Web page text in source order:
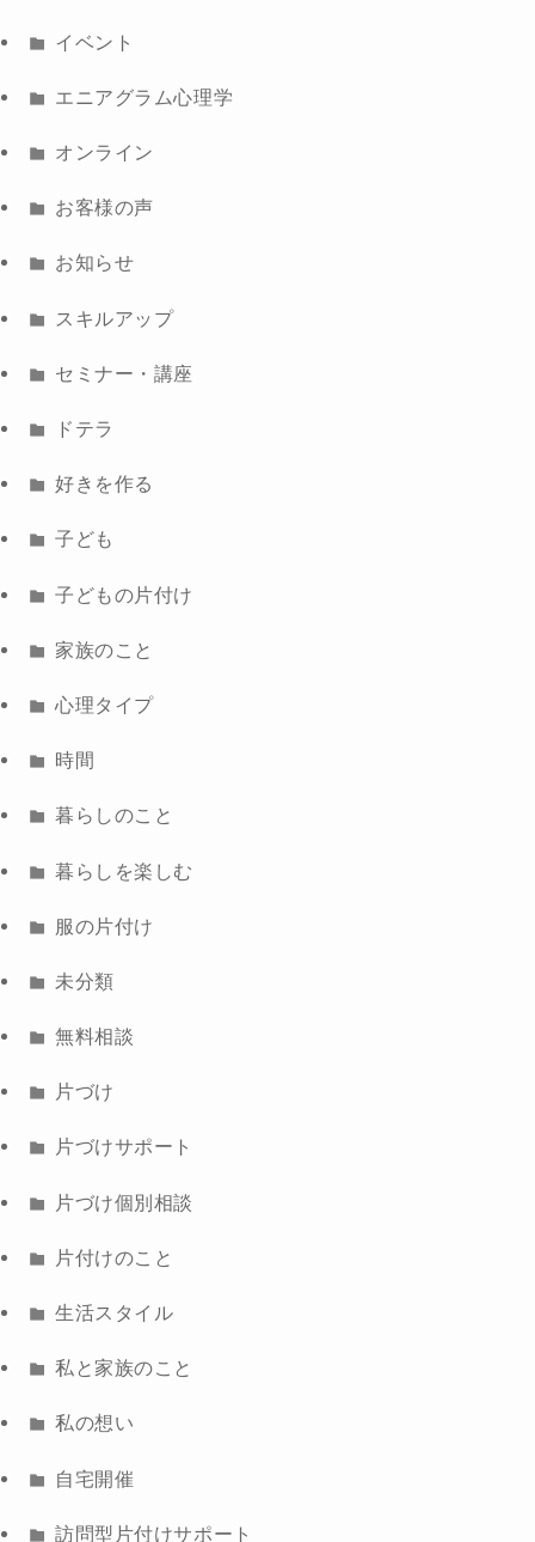
イベント
エニアグラム心理学
オンライン
お客様の声
お知らせ
スキルアップ
セミナー・講座
ドテラ
好きを作る
子ども
子どもの片付け
家族のこと
心理タイプ
時間
暮らしのこと
暮らしを楽しむ
服の片付け
未分類
無料相談
片づけ
片づけサポート
片づけ個別相談
片付けのこと
生活スタイル
私と家族のこと
私の想い
自宅開催
訪問型片付けサポート